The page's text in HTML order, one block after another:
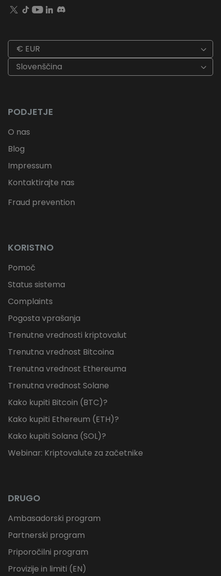
€ EUR
Slovenščina
PODJETJE
O nas
Blog
Impressum
Kontaktirajte nas
Fraud prevention
KORISTNO
Pomoč
Status sistema
Complaints
Pogosta vprašanja
Trenutne vrednosti kriptovalut
Trenutna vrednost Bitcoina
Trenutna vrednost Ethereuma
Trenutna vrednost Solane
Kako kupiti Bitcoin (BTC)?
Kako kupiti Ethereum (ETH)?
Kako kupiti Solana (SOL)?
Webinar: Kriptovalute za začetnike
DRUGO
Ambasadorski program
Partnerski program
Priporočilni program
Provizije in limiti (EN)